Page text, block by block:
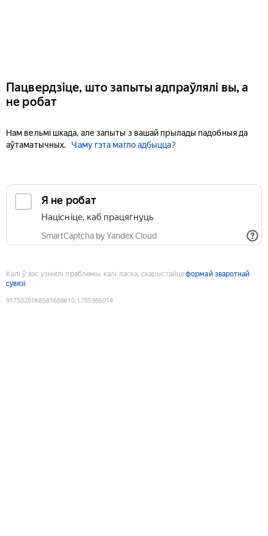
Пацвердзіце, што запыты адпраўлялі вы, а
не робат
Нам вельмі шкада, але запыты з вашай прылады падобныя да
аўтаматычных.
Чаму гэта магло адбыцца?
Я не робат
Націсніце, каб працягнуць
SmartCaptcha by Yandex Cloud
Калі ў вас узніклі праблемы, калі ласка, скарыстайцеформай зваротнай
сувязі
9175028068581688610:1785986014